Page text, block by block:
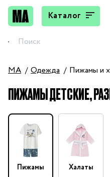
Каталог
MA Одежда Пижамы и
ПИЖАМЫ ДЕТСКИЕ,
Пижамы Халаты